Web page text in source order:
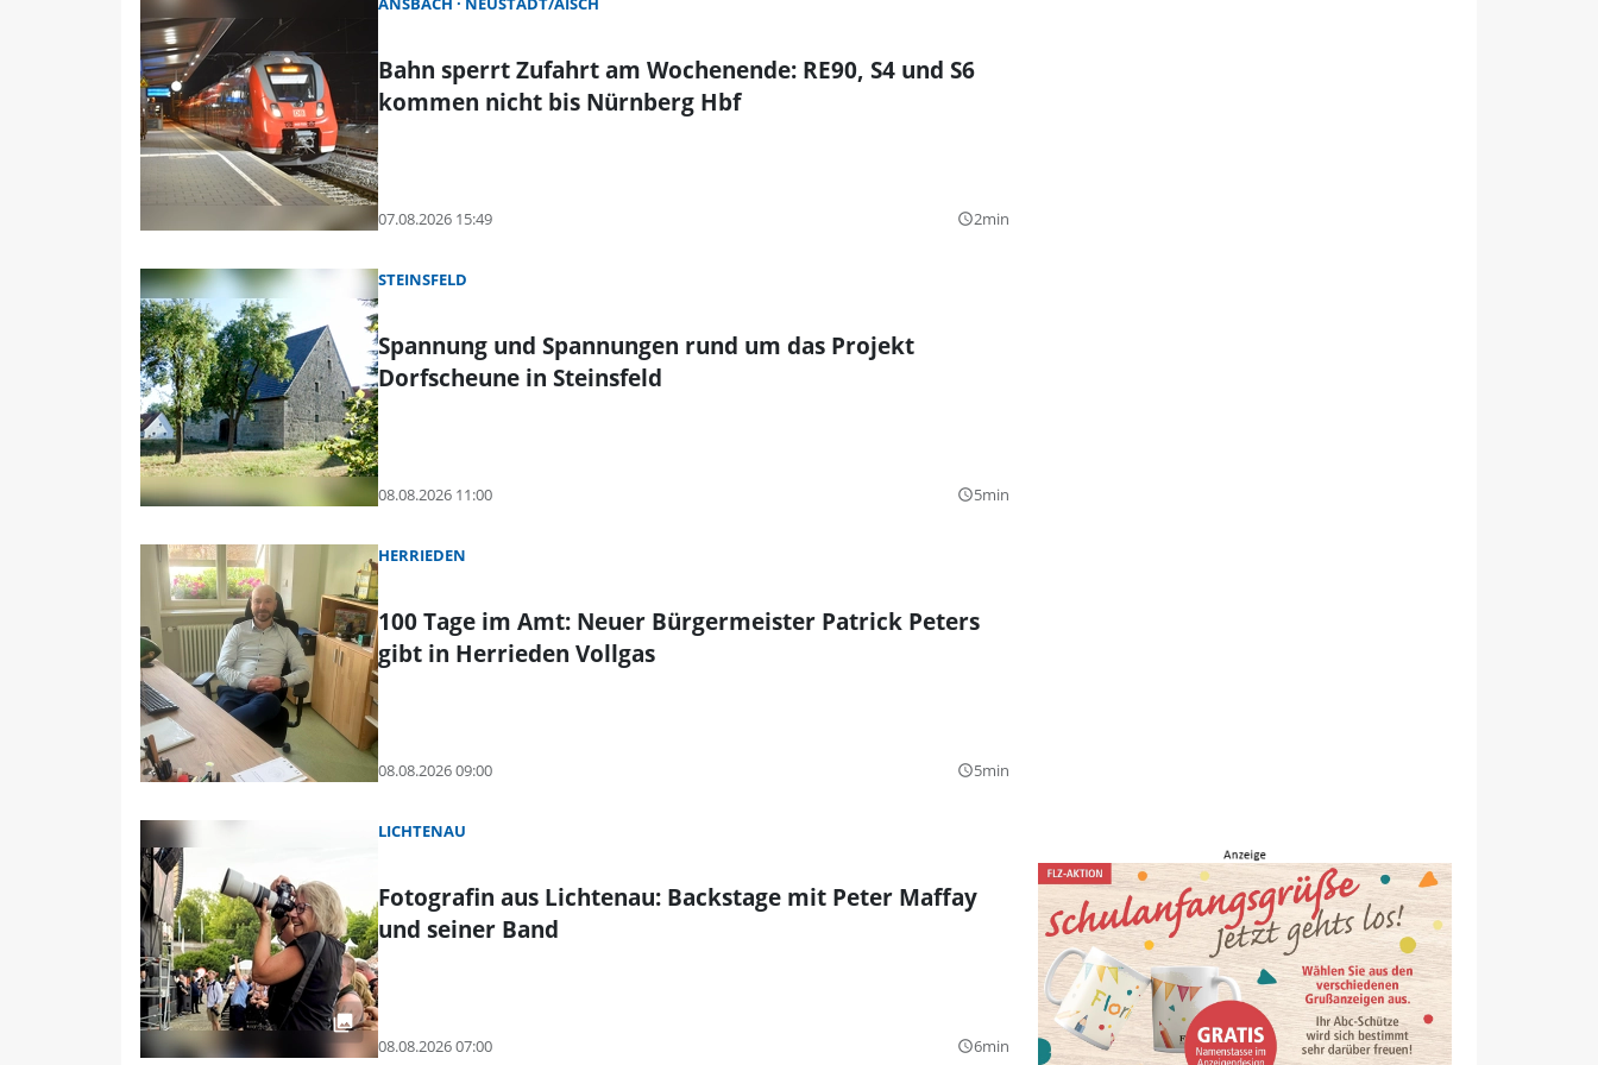
Bahn sperrt Zufahrt am Wochenende: RE90, S4 und S6
kommen nicht bis Nürnberg Hbf
07.08.2026 15:49 query_builder2min
STEINSFELD
Spannung und Spannungen rund um das Projekt
Dorfscheune in Steinsfeld
08.08.2026 11:00 query_builder5min
HERRIEDEN
100 Tage im Amt: Neuer Bürgermeister Patrick Peters
gibt in Herrieden Vollgas
08.08.2026 09:00 query_builder5min
LICHTENAU
Fotografin aus Lichtenau: Backstage mit Peter Maffay
und seiner Band
08.08.2026 07:00 query_builder6min